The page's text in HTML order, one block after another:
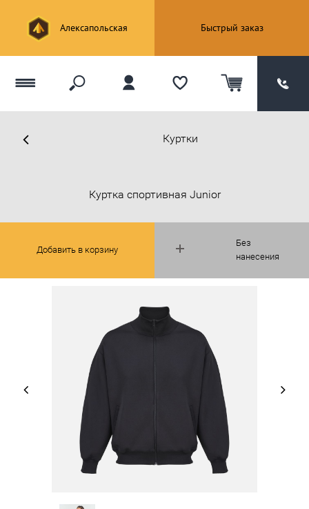
Алексапольская Быстрый заказ
Куртки
Без
нанесения
Куртка спортивная Junior
Добавить в корзину